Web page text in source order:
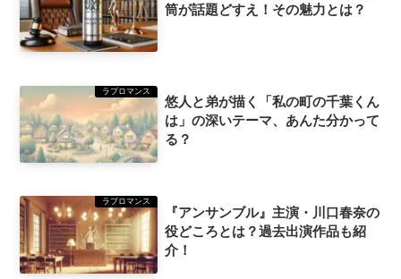
筒が話題どすえ！その魅力とは？
ラブロマンス
悠人と弟が描く「私の町の千葉くん
は」の深いテーマ、あんた分かって
る？
ラブロマンス
『アンサンブル』主演・川口春奈の
役どころとは？過去出演作品も紹
介！